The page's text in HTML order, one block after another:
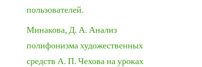
пользователей.
Минакова, Д. А. Анализ
полифонизма художественных
средств А. П. Чехова на уроках